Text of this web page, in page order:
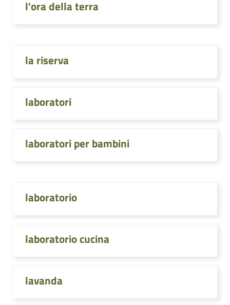
l'ora della terra
la riserva
laboratori
laboratori per bambini
laboratorio
laboratorio cucina
lavanda